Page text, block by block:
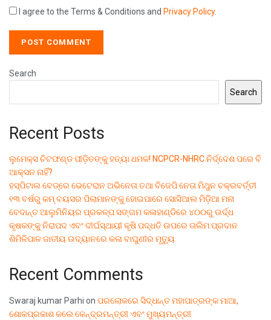
I agree to the Terms & Conditions and Privacy Policy.
Search
Search
Recent Posts
ଲୁମେକ୍ସ ଚିଟଫଣ୍ଡ ପୀଡ଼ିତଙ୍କୁ ହତ୍ୟା ଧମକ! NCPCR-NHRC ନିର୍ଦ୍ଦେଶ ପରେ ବି
ଆକ୍ସନ ନାହିଁ?
ହସ୍ପିଟାଲ ବେଡ୍‌ରେ ଭେଟେରାନ ଅଭିନେତା ତଥା ବିଜେପି ନେତା ମିଥୁନ ଚକ୍ରବର୍ତ୍ତୀ
୧୩ ବର୍ଷରୁ କମ୍ ବୟସର ପିଲାମାନଙ୍କୁ ହୋଇପାରେ ସୋସିଆଲ ମିଡ଼ିଆ ମନା
ବେଦାନ୍ତ ଆଲୁମିନିୟର ପ୍ରକଳ୍ପ ସଙ୍ଗମ କଳାହାଣ୍ଡିରେ ୪୦୦ରୁ ଉର୍ଦ୍ଧ
କୃଷକଙ୍କୁ ନିରାପଦ ଏବଂ ଦୀର୍ଘସ୍ଥାୟୀ କୃଷି ପଦ୍ଧତି ଉପରେ ତାଲିମ ପ୍ରଦାନ
ଶିମିଳିପାଳ ଜାତୀୟ ଉଦ୍ୟାନରେ କଳା ବାଘୁଣୀର ମୃତ୍ୟୁ
Recent Comments
Swaraj kumar Parhi on ପରଲୋକରେ ସିଦ୍ଧାନ୍ତ ମହାପାତ୍ରଙ୍କ ମାଆ,
ଶୋକପ୍ରକାଶ କଲେ କେନ୍ଦ୍ରମନ୍ତ୍ରୀ ଏବଂ ମୁଖ୍ୟମନ୍ତ୍ରୀ